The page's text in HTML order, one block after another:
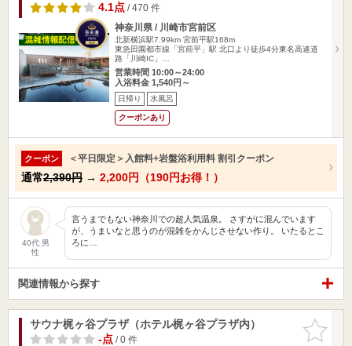
4.1点/ 470 件
神奈川県 / 川崎市宮前区
北新横浜駅7.99km 宮前平駅168m
東急田園都市線「宮前平」駅 北口より徒歩4分東名高速道
路「川崎IC」…
営業時間 10:00～24:00
入浴料金 1,540円～
日帰り 水風呂
クーポンあり
クーポン ＜平日限定＞入館料+岩盤浴利用料 割引クーポン
通常2,390円 → 2,200円（190円お得！）
40代 男
性
言うまでもない神奈川での超人気温泉。 さすがに混んでいます
が、うまいなと思うのが混雑をかんじさせない作り。 いたるとこ
ろに…
関連情報から探す
お気に入
りに追加
サウナ梶ヶ谷プラザ（ホテル梶ヶ谷プラザ内）
-点/ 0 件